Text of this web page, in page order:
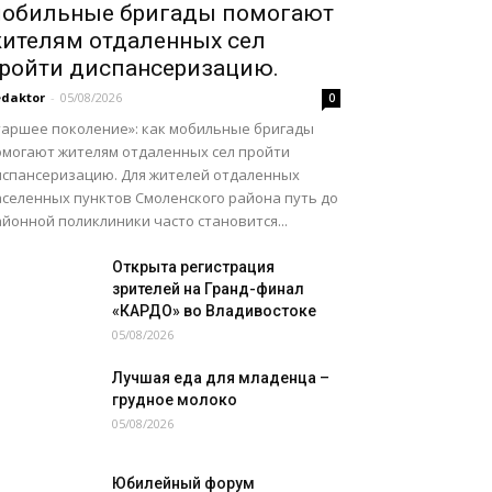
бригады помогают
отдаленных сел
диспансеризацию.
- 05/08/2026 0
поколение»: как мобильные бригады
жителям отдаленных сел пройти
Для жителей отдаленных
пунктов Смоленского района путь до
поликлиники часто становится...
Открыта регистрация
зрителей на Гранд-финал
«КАРДО» во Владивостоке
05/08/2026
Лучшая еда для младенца –
грудное молоко
05/08/2026
Юбилейный форум